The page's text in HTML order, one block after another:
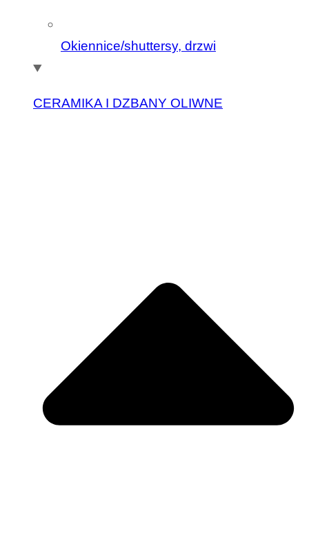
Okiennice/shuttersy, drzwi
CERAMIKA I DZBANY OLIWNE